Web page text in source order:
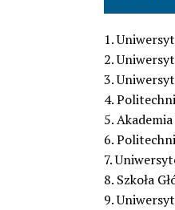
1.
2.
3.
4.
5.
6.
7.
8. Szkoła
9.